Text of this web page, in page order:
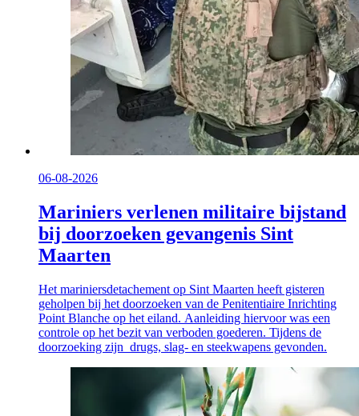
06-08-2026
Mariniers verlenen militaire bijstand
bij doorzoeken gevangenis Sint
Maarten
Het mariniersdetachement op Sint Maarten heeft gisteren
geholpen bij het doorzoeken van de Penitentiaire Inrichting
Point Blanche op het eiland. Aanleiding hiervoor was een
controle op het bezit van verboden goederen. Tijdens de
doorzoeking zijn drugs, slag- en steekwapens gevonden.